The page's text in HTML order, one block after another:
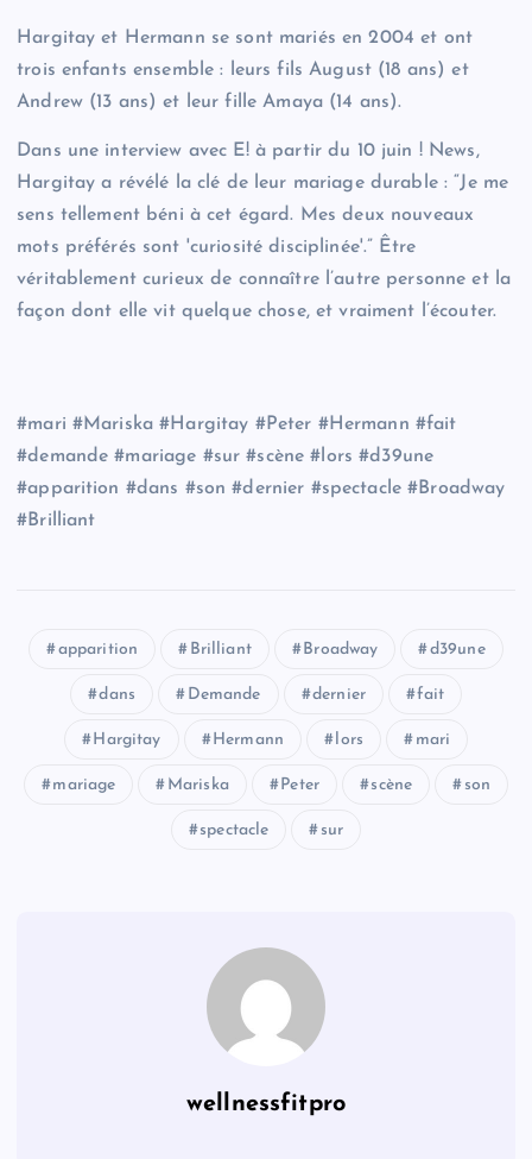
Hargitay et Hermann se sont mariés en 2004 et ont
trois enfants ensemble : leurs fils August (18 ans) et
Andrew (13 ans) et leur fille Amaya (14 ans).
Dans une interview avec E! à partir du 10 juin ! News,
Hargitay a révélé la clé de leur mariage durable : “Je me
sens tellement béni à cet égard. Mes deux nouveaux
mots préférés sont 'curiosité disciplinée'.” Être
véritablement curieux de connaître l’autre personne et la
façon dont elle vit quelque chose, et vraiment l’écouter.
#mari #Mariska #Hargitay #Peter #Hermann #fait
#demande #mariage #sur #scène #lors #d39une
#apparition #dans #son #dernier #spectacle #Broadway
#Brilliant
apparition Brilliant Broadway d39une
dans Demande dernier fait
Hargitay Hermann lors mari
mariage Mariska Peter scène son
spectacle sur
wellnessfitpro